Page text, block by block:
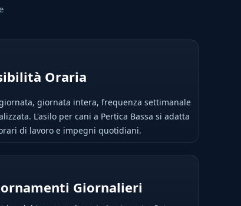
Oraria
giornata intera, frequenza settimanale
L'asilo per cani a Pertica Bassa si adatta
di lavoro e impegni quotidiani.
Giornalieri